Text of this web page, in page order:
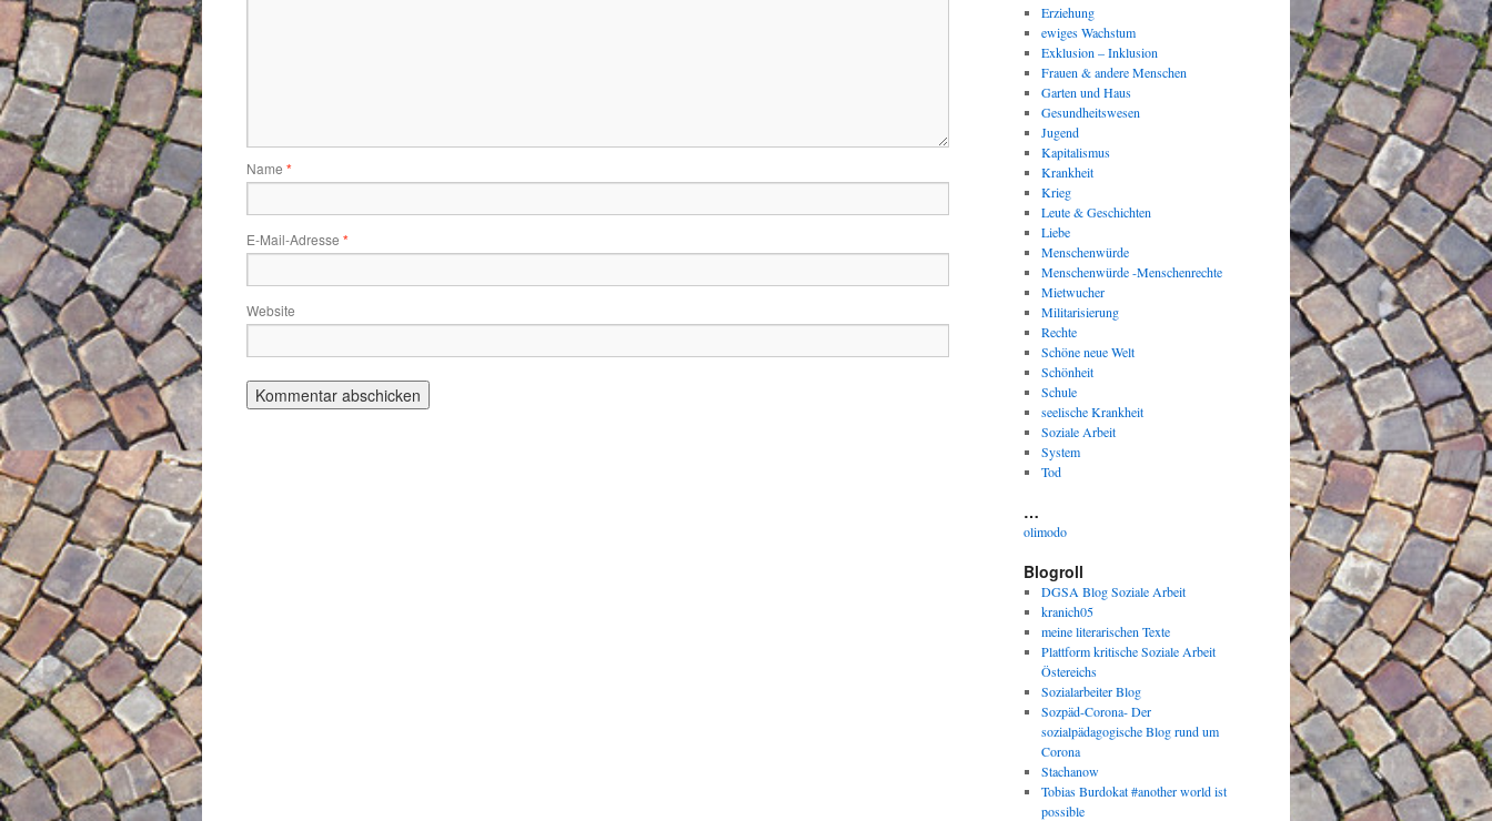
Name *
E-Mail-Adresse *
Website
Erziehung
ewiges Wachstum
Exklusion – Inklusion
Frauen & andere Menschen
Garten und Haus
Gesundheitswesen
Jugend
Kapitalismus
Krankheit
Krieg
Leute & Geschichten
Liebe
Menschenwürde
Menschenwürde -Menschenrechte
Mietwucher
Militarisierung
Rechte
Schöne neue Welt
Schönheit
Schule
seelische Krankheit
Soziale Arbeit
System
Tod
…
olimodo
Blogroll
DGSA Blog Soziale Arbeit
kranich05
meine literarischen Texte
Plattform kritische Soziale Arbeit
Östereichs
Sozialarbeiter Blog
Sozpäd-Corona- Der
sozialpädagogische Blog rund um
Corona
Stachanow
Tobias Burdokat #another world ist
possible